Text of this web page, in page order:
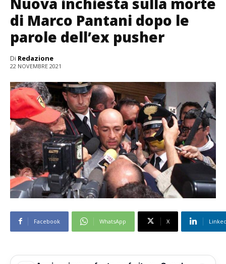
di Marco Pantani dopo le
parole dell’ex pusher
Di Redazione
22 NOVEMBRE 2021
Facebook WhatsApp X